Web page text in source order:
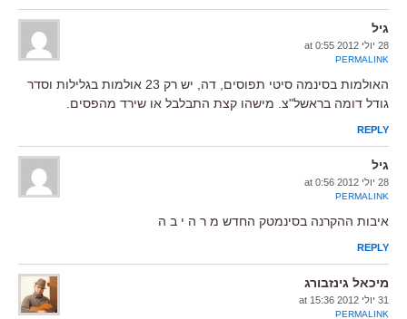
גיל
28 יולי 2012 at 0:55
PERMALINK
האולמות בסינמה סיטי תפוסים, דה, יש רק 23 אולמות בגלילות וסדר
גודל דומה בראשל"צ. מישהו קצת התבלבל או שירד מהפסים.
REPLY
גיל
28 יולי 2012 at 0:56
PERMALINK
איבות ההקרנה בסינמטק החדש מ ר ה י ב ה
REPLY
מיכאל גינזבורג
31 יולי 2012 at 15:36
PERMALINK